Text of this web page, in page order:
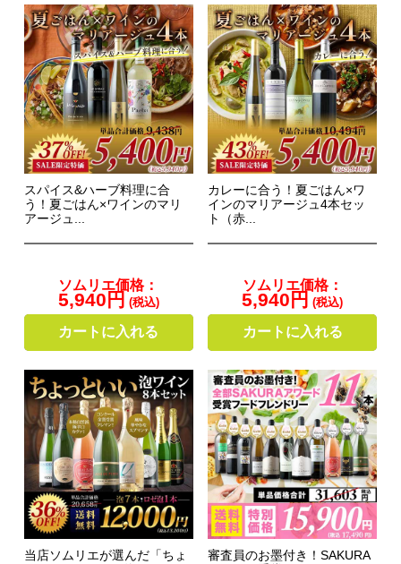
スパイス&ハーブ料理に合
う！夏ごはん×ワインのマリ
アージュ...
ソムリエ価格：
5,940円 (税込)
カートに入れる
カレーに合う！夏ごはん×ワ
インのマリアージュ4本セッ
ト（赤...
ソムリエ価格：
5,940円 (税込)
カートに入れる
当店ソムリエが選んだ「ちょ
審査員のお墨付き！SAKURA